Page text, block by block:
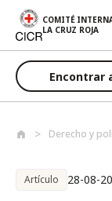
Pasar al contenido
COMITÉ
LA CRUZ ROJA
Encontrar
Derecho y
Artículo 28-08-